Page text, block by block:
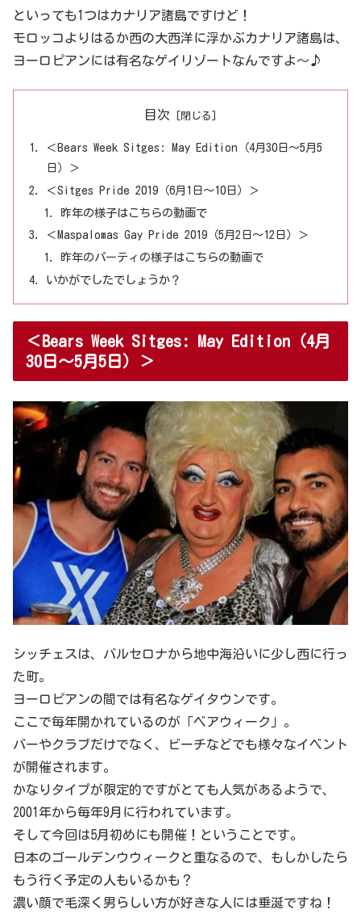
といっても1つはカナリア諸島ですけど！
モロッコよりはるか西の大西洋に浮かぶカナリア諸島は、
ヨーロピアンには有名なゲイリゾートなんですよ～♪
目次
＜Bears Week Sitges: May Edition（4月30日～5月5
日）＞
＜Sitges Pride 2019（6月1日～10日）＞
昨年の様子はこちらの動画で
＜Maspalomas Gay Pride 2019（5月2日～12日）＞
昨年のパーティの様子はこちらの動画で
いかがでしたでしょうか？
＜Bears Week Sitges: May Edition（4月
30日～5月5日）＞
シッチェスは、バルセロナから地中海沿いに少し西に行っ
た町。
ヨーロピアンの間では有名なゲイタウンです。
ここで毎年開かれているのが「ベアウィーク」。
バーやクラブだけでなく、ビーチなどでも様々なイベント
が開催されます。
かなりタイプが限定的ですがとても人気があるようで、
2001年から毎年9月に行われています。
そして今回は5月初めにも開催！ということです。
日本のゴールデンウウィークと重なるので、もしかしたら
もう行く予定の人もいるかも？
濃い顔で毛深く男らしい方が好きな人には垂涎ですね！